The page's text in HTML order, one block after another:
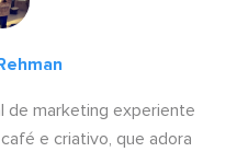
de marketing experiente
e criativo, que adora